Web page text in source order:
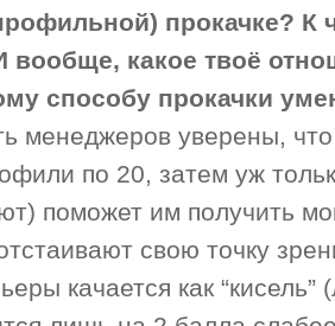
прокачке? К
вообще, какое твоё
способу прокачки
менеджеров уверены,
по 20, затем уж
поможет им получить
свою точку
качается как